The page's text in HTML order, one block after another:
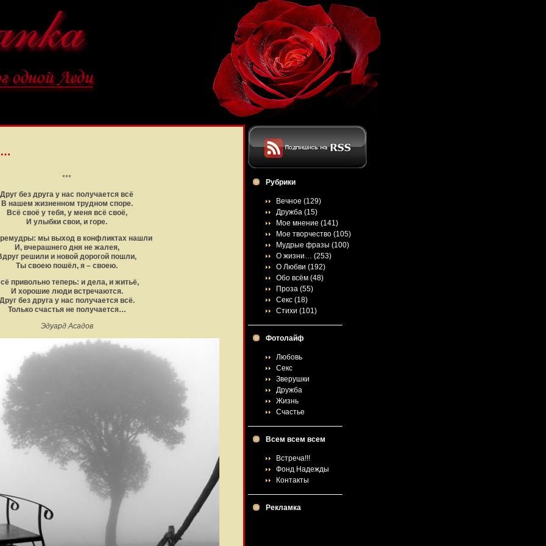
***
Друг без друга у нас получается всё
В нашем жизненном трудном споре.
Всё своё у тебя, у меня всё своё,
И улыбки свои, и горе.
мы выход в конфликтах нашли
И, вчерашнего дня не жалея,
решили и новой дорогой пошли,
Ты своею пошёл, я – своею.
привольно теперь: и дела, и житьё,
И хорошие люди встречаются.
без друга у нас получается всё.
Только счастья не получается…
Эдуард Асадов
Рубрики
Вечное (129)
Дружба (15)
Мое мнение (141)
Мое творчество (105)
Мудрые фразы (100)
О жизни… (253)
О Любви (192)
Обо всём (48)
Проза (55)
Секс (18)
Стихи (101)
Фотолайф
Любовь
Секс
Зверушки
Дружба
Жизнь
Счастье
Всем всем всем
Встреча!!!
Фонд Надежды
Контакты
Рекламка